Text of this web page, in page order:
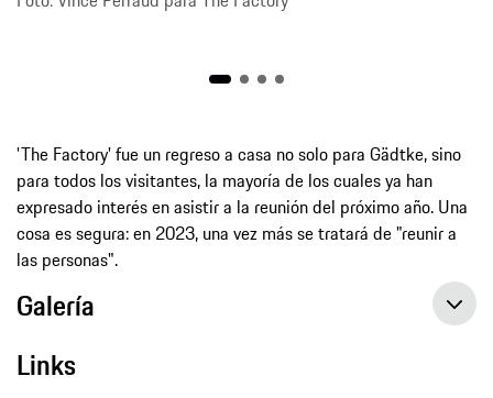
'The Factory' fue un regreso a casa no solo para Gädtke, sino
para todos los visitantes, la mayoría de los cuales ya han
expresado interés en asistir a la reunión del próximo año. Una
cosa es segura: en 2023, una vez más se tratará de "reunir a
las personas".
Galería
Links